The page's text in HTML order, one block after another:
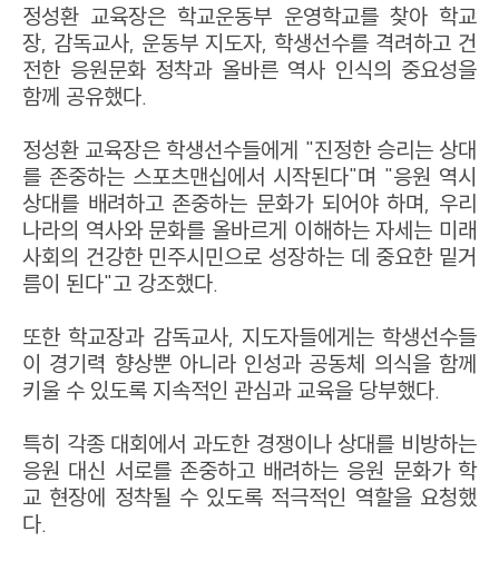
정성환 교육장은 학교운동부 운영학교를 찾아 학교
장, 감독교사, 운동부 지도자, 학생선수를 격려하고 건
전한 응원문화 정착과 올바른 역사 인식의 중요성을
함께 공유했다.
정성환 교육장은 학생선수들에게 "진정한 승리는 상대
를 존중하는 스포츠맨십에서 시작된다"며 "응원 역시
상대를 배려하고 존중하는 문화가 되어야 하며, 우리
나라의 역사와 문화를 올바르게 이해하는 자세는 미래
사회의 건강한 민주시민으로 성장하는 데 중요한 밑거
름이 된다"고 강조했다.
또한 학교장과 감독교사, 지도자들에게는 학생선수들
이 경기력 향상뿐 아니라 인성과 공동체 의식을 함께
키울 수 있도록 지속적인 관심과 교육을 당부했다.
특히 각종 대회에서 과도한 경쟁이나 상대를 비방하는
응원 대신 서로를 존중하고 배려하는 응원 문화가 학
교 현장에 정착될 수 있도록 적극적인 역할을 요청했
다.